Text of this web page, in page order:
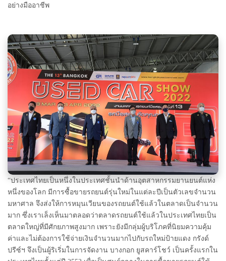
อย่างมืออาชีพ
“ประเทศไทยเป็นหนึ่งในประเทศชั้นนำด้านอุตสาหกรรมยานยนต์แห่ง
หนึ่งของโลก มีการซื้อขายรถยนต์รุ่นใหม่ในแต่ละปีเป็นตัวเลขจำนวน
มหาศาล จึงส่งให้การหมุนเวียนของรถยนต์ใช้แล้วในตลาดเป็นจำนวน
มาก ซึ่งเราเล็งเห็นมาตลอดว่าตลาดรถยนต์ใช้แล้วในประเทศไทยเป็น
ตลาดใหญ่ที่มีศักยภาพสูงมาก เพราะยังมีกลุ่มผู้บริโภคที่นิยมความคุ้ม
ค่าและไม่ต้องการใช้จ่ายเงินจำนวนมากไปกับรถใหม่ป้ายแดง กรังด์
ปรีซ์ฯ จึงเป็นผู้ริเริ่มในการจัดงาน บางกอก ยูสคาร์โชว์ เป็นครั้งแรกใน